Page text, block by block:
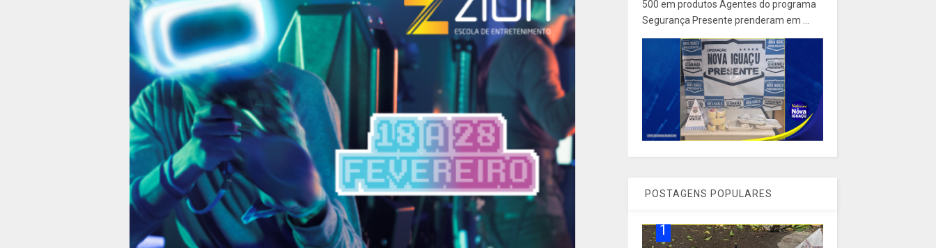
500 em produtos Agentes do programa
Segurança Presente prenderam em ...
POSTAGENS POPULARES
1